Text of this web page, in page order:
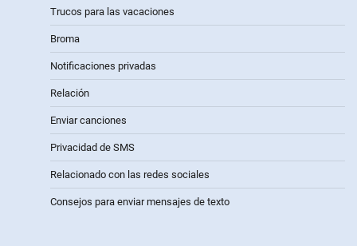
Trucos para las vacaciones
Broma
Notificaciones privadas
Relación
Enviar canciones
Privacidad de SMS
Relacionado con las redes sociales
Consejos para enviar mensajes de texto